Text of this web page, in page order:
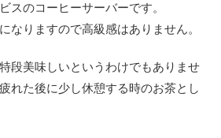
スのコーヒーサーバーです。
なりますので高級感はありません。
段美味しいというわけでもありませ
れた後に少し休憩する時のお茶とし